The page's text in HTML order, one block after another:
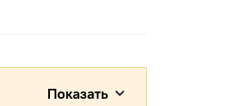
Показать